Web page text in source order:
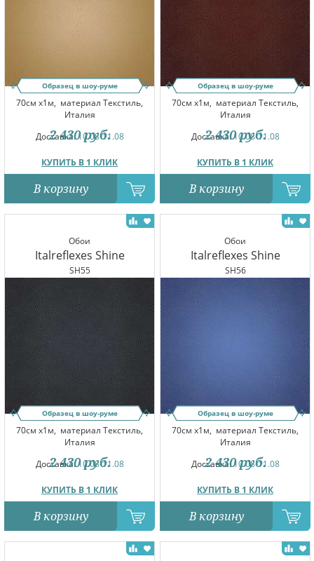
Образец в шоу-руме
70см x1м, материал Текстиль,
Италия
Доставка:10.08-11.08
КУПИТЬ В 1 КЛИК
2 430 руб.
В корзину
Образец в шоу-руме
70см x1м, материал Текстиль,
Италия
Доставка:10.08-11.08
КУПИТЬ В 1 КЛИК
2 430 руб.
В корзину
Обои
Italreflexes Shine
SH55
Образец в шоу-руме
70см x1м, материал Текстиль,
Италия
Доставка:10.08-11.08
КУПИТЬ В 1 КЛИК
2 430 руб.
В корзину
Обои
Italreflexes Shine
SH56
Образец в шоу-руме
70см x1м, материал Текстиль,
Италия
Доставка:10.08-11.08
КУПИТЬ В 1 КЛИК
2 430 руб.
В корзину